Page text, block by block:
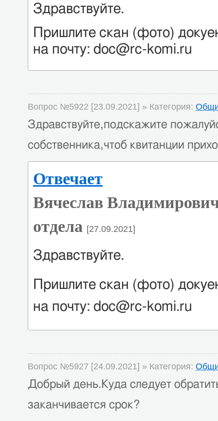
Здравствуйте.
Пришлите скан (фото)
на почту: doc@rc-komi.ru
Вопрос №5922 [23.09.2021] » Категория:
Здравствуйте,подскажите
собственника,чтоб квитанции
Отвечает
Вячеслав
отдела [27.09.2021]
Здравствуйте.
Пришлите скан (фото)
на почту: doc@rc-komi.ru
Вопрос №5927 [24.09.2021] » Категория:
Добрый день.Куда следует
заканчивается срок?